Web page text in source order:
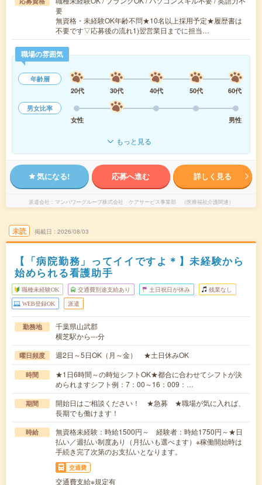
要
無資格・未経験OK年齢不問★10名以上採用予定★履歴書は
不要です▽応募後の流れ1)翌営業日までに担当…
職場の雰囲気
年齢層
20代
30代 40代 50代
60代
男女比率
女性
男性
もっと見る
気になる! 応募へ進む 詳しく見る
派遣会社 マンパワーグループ株式会社 ケアサービス事業部 （医療福祉介護関連）
未読 掲載日 2026/08/03
【「病院勤務」ってイイですよ＊】未経験から
始められる看護助手
職種未経験OK 交通費別途支給あり 土日祝日が休み 残業なし
WEB登録OK 派遣
勤務地
千葉県山武郡
横芝駅から---分
曜日頻度 週2日～5日OK（月～金） ★土日休みOK
時間
★1日6時間～の時短シフトOK★都合に合わせてシフトが決
められますシフト例：7：00～16：009：…
期間
開始日はご相談ください！ ★急募 ★職場が気に入れば、
長期でも働けます！
時給
無資格未経験：時給1500円～ 経験者：時給1750円～★日
払い／週払い制度あり（月払いも選べます）※稼働開始時は
手続き完了次第のお支払いとなります。
交通費
交通費支給※規定有